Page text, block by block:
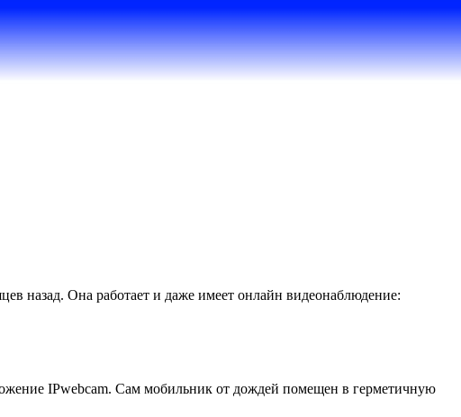
назад. Она работает и даже имеет онлайн видеонаблюдение:
IPwebcam. Сам мобильник от дождей помещен в герметичную